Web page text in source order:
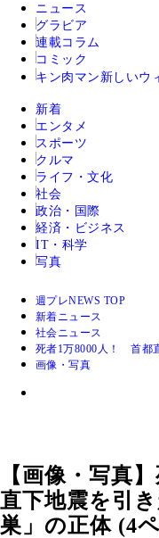
ニュース
グラビア
連載コラム
コミック
キン肉マン 新しいウ
新着
エンタメ
スポーツ
クルマ
ライフ・文化
社会
政治・国際
経済・ビジネス
IT・科学
写真
週プレNEWS TOP
新着ニュース
社会ニュース
死者1万8000人！ 首都
画像・写真
【画像・写真
直下地震を引
巣」の正体 (4